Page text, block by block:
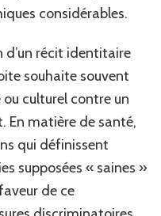
considérables.
d’un récit identitaire
souhaite souvent
ou culturel contre un
En matière de santé,
qui définissent
supposées « saines »
de ce